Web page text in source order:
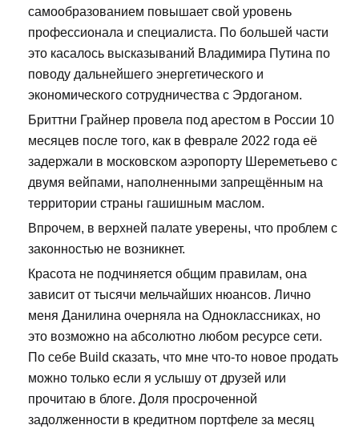
самообразованием повышает свой уровень
профессионала и специалиста. По большей части
это касалось высказываний Владимира Путина по
поводу дальнейшего энергетического и
экономического сотрудничества с Эрдоганом.
Бриттни Грайнер провела под арестом в России 10
месяцев после того, как в феврале 2022 года её
задержали в московском аэропорту Шереметьево с
двумя вейпами, наполненными запрещённым на
территории страны гашишным маслом.
Впрочем, в верхней палате уверены, что проблем с
законностью не возникнет.
Красота не подчиняется общим правилам, она
зависит от тысячи мельчайших нюансов. Лично
меня Данилина очерняла на Одноклассниках, но
это возможно на абсолютно любом ресурсе сети.
По себе Build сказать, что мне что-то новое продать
можно только если я услышу от друзей или
прочитаю в блоге. Доля просроченной
задолженности в кредитном портфеле за месяц